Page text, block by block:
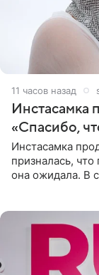
11 часов назад
Инстасамка
«Спасибо,
Инстасамка
призналась,
она ожидала. В